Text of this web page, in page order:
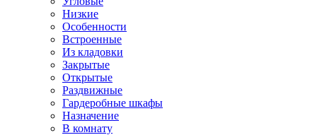
Низкие
Особенности
Встроенные
Из кладовки
Закрытые
Открытые
Раздвижные
Гардеробные шкафы
Назначение
В комнату